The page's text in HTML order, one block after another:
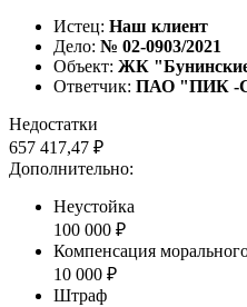
Истец: Наш клиент
Дело: № 02-0903/2021
Объект: ЖК
Ответчик: ПАО "ПИК -
Недостатки
657 417,47 ₽
Дополнительно:
Неустойка
100 000 ₽
Компенсация
10 000 ₽
Штраф